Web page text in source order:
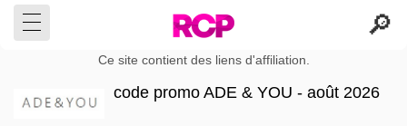
Ce site contient des liens d'affiliation.
code promo ADE & YOU - août 2026